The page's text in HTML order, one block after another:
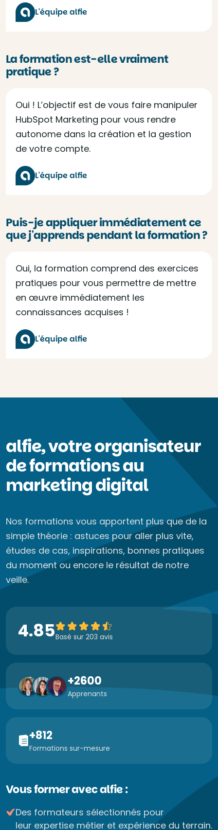
L'équipe alfie
La formation est-elle vraiment
pratique ?
Oui ! L’objectif est de vous faire manipuler
HubSpot Marketing pour vous rendre
autonome dans la création et la gestion
de votre compte.
L'équipe alfie
Puis-je appliquer immédiatement ce
que j'apprends pendant la formation ?
Oui, la formation comprend des exercices
pratiques pour vous permettre de mettre
en œuvre immédiatement les
connaissances acquises !
L'équipe alfie
alfie, votre organisateur
de formations au
marketing digital
Nos formations vous apportent plus que de la
simple théorie : astuces pour aller plus vite,
études de cas, inspirations, bonnes pratiques
du moment ou encore le résultat de notre
veille.
4.85Basé sur 203 avis
+2600
Apprenants
+812
Formations sur-mesure
Vous former avec alfie :
Des formateurs sélectionnés pour
leur expertise métier et expérience du terrain.